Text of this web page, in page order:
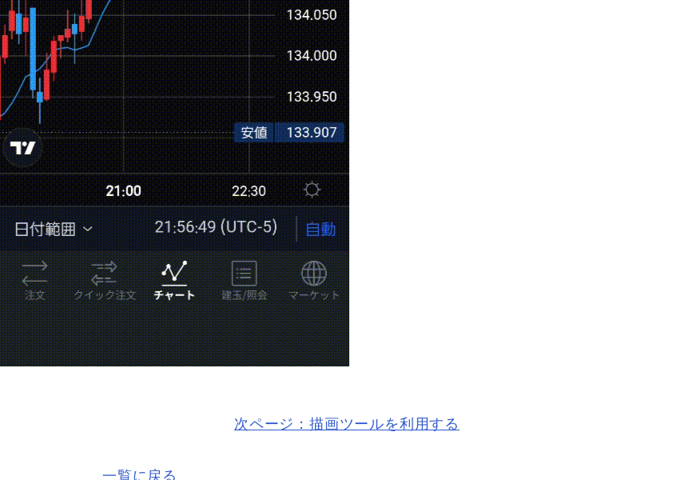
次ページ：描画ツールを利用する
一覧に戻る